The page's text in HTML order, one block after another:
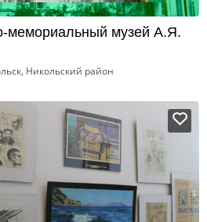
мемориальный музей А.Я.
Никольский район